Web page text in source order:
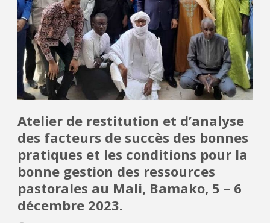
Atelier de restitution et d’analyse
des facteurs de succès des bonnes
pratiques et les conditions pour la
bonne gestion des ressources
pastorales au Mali, Bamako, 5 – 6
décembre 2023.